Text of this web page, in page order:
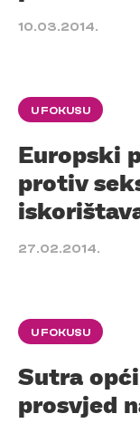
10.03.2014.
U FOKUSU
Europski
protiv
27.02.2014.
U FOKUSU
Sutra
prosvjed